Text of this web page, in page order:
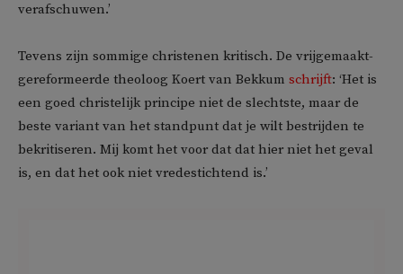
verafschuwen.’
Tevens zijn sommige christenen kritisch. De vrijgemaakt-
gereformeerde theoloog Koert van Bekkum schrijft: ‘Het is
een goed christelijk principe niet de slechtste, maar de
beste variant van het standpunt dat je wilt bestrijden te
bekritiseren. Mij komt het voor dat dat hier niet het geval
is, en dat het ook niet vredestichtend is.’